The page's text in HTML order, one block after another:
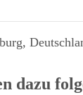
dazu